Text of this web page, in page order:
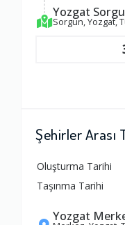
Yozgat
Sorgun, Yozgat,
Şehirler Arası
Oluşturma Tarihi
Taşınma Tarihi
Yozgat